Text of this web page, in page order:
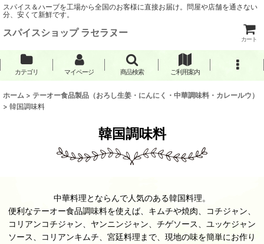
スパイス＆ハーブを工場から全国のお客様に直接お届け。問屋や店舗を通さない
分、安くて新鮮です。
スパイスショップ ラセラヌー
カート
カテゴリ マイページ 商品検索 ご利用案内
ホーム > テーオー食品製品（おろし生姜・にんにく・中華調味料・カレールウ）
> 韓国調味料
韓国調味料
中華料理とならんで人気のある韓国料理。
便利なテーオー食品調味料を使えば、キムチや焼肉、コチジャン、
コリアンコチジャン、ヤンニンジャン、チゲソース、ユッケジャン
ソース、コリアンキムチ、宮廷料理まで、現地の味を簡単にお作り